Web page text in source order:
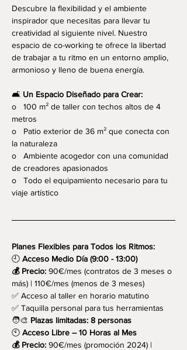
Descubre la flexibilidad y el ambiente
inspirador que necesitas para llevar tu
creatividad al siguiente nivel. Nuestro
espacio de co-working te ofrece la libertad
de trabajar a tu ritmo en un entorno amplio,
armonioso y lleno de buena energía.
🛋️ Un Espacio Diseñado para Crear:
o   100 m² de taller con techos altos de 4
metros
o   Patio exterior de 36 m² que conecta con
la naturaleza
o   Ambiente acogedor con una comunidad
de creadores apasionados
o   Todo el equipamiento necesario para tu
viaje artístico
Planes Flexibles para Todos los Ritmos:
🕘 Acceso Medio Día (9:00 - 13:00)
💰 Precio: 90€/mes (contratos de 3 meses o
más) | 110€/mes (menos de 3 meses)
✅ Acceso al taller en horario matutino
✅ Taquilla personal para tus herramientas
🧑‍🎨 Plazas limitadas: 8 personas
🕙 Acceso Libre – 10 Horas al Mes
💰 Precio: 90€/mes (promoción 2024) |